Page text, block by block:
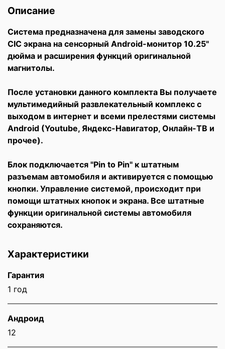
Описание
Система предназначена для замены заводского
CIC экрана на сенсорный Android-монитор 10.25"
дюйма и расширения функций оригинальной
магнитолы.
После установки данного комплекта Вы получаете
мультимедийный развлекательный комплекс с
выходом в интернет и всеми прелестями системы
Android (Youtube, Яндекс-Навигатор, Онлайн-ТВ и
прочее).
Блок подключается "Pin to Pin" к штатным
разъемам автомобиля и активируется с помощью
кнопки. Управление системой, происходит при
помощи штатных кнопок и экрана. Все штатные
функции оригинальной системы автомобиля
сохраняются.
Характеристики
Гарантия
1 год
Андроид
12